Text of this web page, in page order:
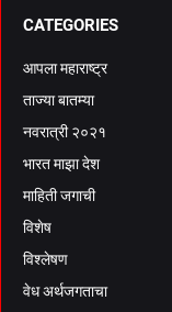
CATEGORIES
आपला महाराष्ट्र
ताज्या बातम्या
नवरात्री २०२१
भारत माझा देश
माहिती जगाची
विशेष
विश्लेषण
वेध अर्थजगताचा